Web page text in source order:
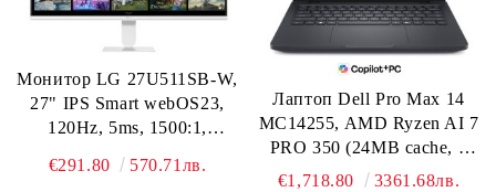
Монитор LG 27U511SB-W,
27" IPS Smart webOS23,
120Hz, 5ms, 1500:1,
ThinQ, sRGB 99%, HDR 10,
€291.80 570.71лв.
Лаптоп Dell Pro Max 14
MC14255, AMD Ryzen AI 7
PRO 350 (24MB cache, 8
cores, up to 5.0GHz), 14"
€1,718.80 3361.68лв.